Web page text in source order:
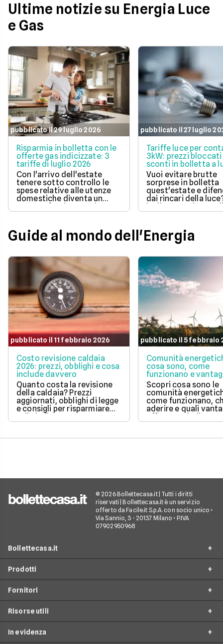
Ultime notizie su Energia Luce
e Gas
pubblicato il 29 luglio 2026
Risparmia in bolletta con le
offerte gas indicizzate: 3
tariffe di luglio 2026
Con l'arrivo dell'estate
tenere sotto controllo le
spese relative alle utenze
domestiche diventa un
aspetto fondamentale per
la pianificazione del bilancio
soluzione a prezzo variabile
consente di agganciare la
all'andamento aggiornato
del mercato dell'energia
naturale.
pubblicato il 27 luglio
Tariffe luce per
3kW: prezzi bloccati
sconti in bolletta a
2026
Vuoi evitare brutte
sorprese in bolletta
quest'estate e
dai rincari della
luglio 2026 ci sono
offerte con prezzo
aiutano a tenere
controllo le spese di
Scopri la soluzione
conveniente per te
quelle proposte da
Illumia e Ajò Energia
risparmiare fin da
Guide al mondo dell'Energia
pubblicato il 11 febbraio 2026
Costo revisione caldaia
2026: prezzi, obblighi e cosa
include davvero
Quanto costa la revisione
della caldaia? Prezzi
aggiornati, obblighi di legge
e consigli per risparmiare
sulla bolletta gas.
pubblicato il 5 febbraio
Comunità
cosa sono, come
funzionano e
Scopri cosa sono le
comunità
come funzionano,
aderire e quali
offrono su bolletta e
sostenibilità.
© 2026 Bollettecasa.it | Tutti i diritti
riservati | Bollettecasa.it è un servizio
offerto da Facile.it S.p.A. con socio unico •
Via Sannio, 3 - 20137 Milano • P.IVA
07902950968
Bollettecasa.it
Contatti
Servizio clienti
Prodotti
Offerte Internet Casa
Offerte Telefonia mobile
Fornitori
Provider Internet
Risorse utili
In evidenza